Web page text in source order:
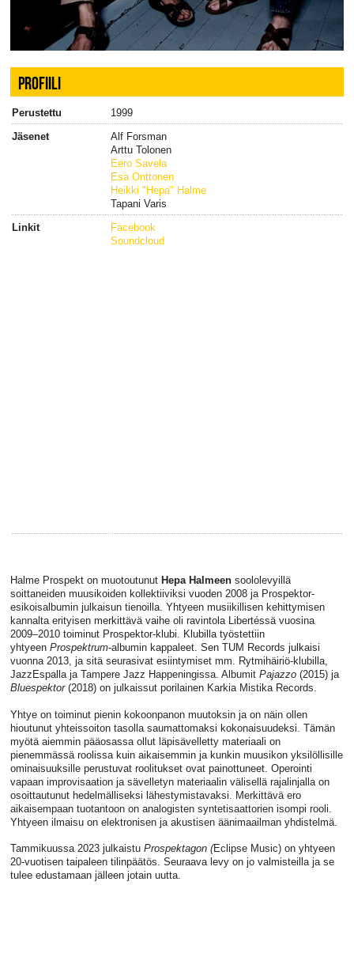
PROFIILI
Perustettu
1999
Jäsenet
Alf Forsman
Arttu Tolonen
Eero Savela
Esa Onttonen
Heikki "Hepa" Halme
Tapani Varis
Linkit
Facebook
Soundcloud
Halme Prospekt on muotoutunut Hepa Halmeensoololevyillä
soittaneiden muusikoiden kollektiiviksi vuoden 2008 ja Prospektor-
esikoisalbumin julkaisun tienoilla. Yhtyeen musiikillisen kehittymisen
kannalta erityisen merkittävä vaihe oli ravintola Libertéssä vuosina
2009–2010 toiminut Prospektor-klubi. Klubilla työstettiin
yhtyeen Prospektrum-albumin kappaleet. Sen TUM Records julkaisi
vuonna 2013, ja sitä seurasivat esiintymiset mm. Rytmihäiriö-klubilla,
JazzEspalla ja Tampere Jazz Happeningissa. Albumit Pajazzo(2015) ja
Bluespektor(2018) on julkaissut porilainen Karkia Mistika Records.
Yhtye on toiminut pienin kokoonpanon muutoksin ja on näin ollen
hioutunut yhteissoiton tasolla saumattomaksi kokonaisuudeksi. Tämän
myötä aiemmin pääosassa ollut läpisävelletty materiaali on
pienemmässä roolissa kuin aikaisemmin ja kunkin muusikon yksilöllisille
ominaisuuksille perustuvat roolitukset ovat painottuneet. Operointi
vapaan improvisaation ja sävelletyn materiaalin välisellä rajalinjalla on
osoittautunut hedelmälliseksi lähestymistavaksi. Merkittävä ero
aikaisempaan tuotantoon on analogisten syntetisaattorien isompi rooli.
Yhtyeen ilmaisu on elektronisen ja akustisen äänimaailman yhdistelmä.
Tammikuussa 2023 julkaistuProspektagon (Eclipse Music) on yhtyeen
20-vuotisen taipaleen tilinpäätös. Seuraava levy on jo valmisteilla ja se
tulee edustamaan jälleen jotain uutta.